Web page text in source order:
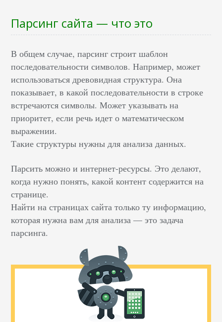
Парсинг сайта — что это
В общем случае, парсинг строит шаблон
последовательности символов. Например, может
использоваться древовидная структура. Она
показывает, в какой последовательности в строке
встречаются символы. Может указывать на
приоритет, если речь идет о математическом
выражении.
Такие структуры нужны для анализа данных.
Парсить можно и интернет-ресурсы. Это делают,
когда нужно понять, какой контент содержится на
странице.
Найти на страницах сайта только ту информацию,
которая нужна вам для анализа — это задача
парсинга.